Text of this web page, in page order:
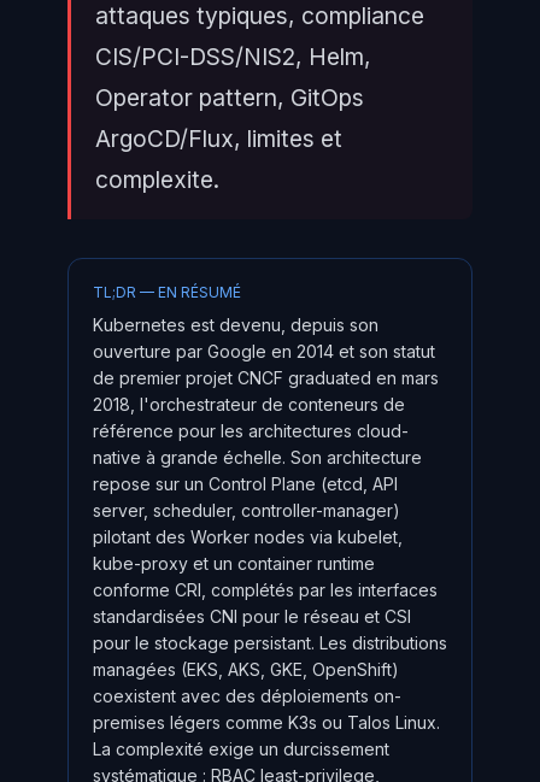
attaques typiques, compliance
CIS/PCI-DSS/NIS2, Helm,
Operator pattern, GitOps
ArgoCD/Flux, limites et
complexite.
TL;DR — EN RÉSUMÉ
Kubernetes est devenu, depuis son
ouverture par Google en 2014 et son statut
de premier projet CNCF graduated en mars
2018, l'orchestrateur de conteneurs de
référence pour les architectures cloud-
native à grande échelle. Son architecture
repose sur un Control Plane (etcd, API
server, scheduler, controller-manager)
pilotant des Worker nodes via kubelet,
kube-proxy et un container runtime
conforme CRI, complétés par les interfaces
standardisées CNI pour le réseau et CSI
pour le stockage persistant. Les distributions
managées (EKS, AKS, GKE, OpenShift)
coexistent avec des déploiements on-
premises légers comme K3s ou Talos Linux.
La complexité exige un durcissement
systématique : RBAC least-privilege,